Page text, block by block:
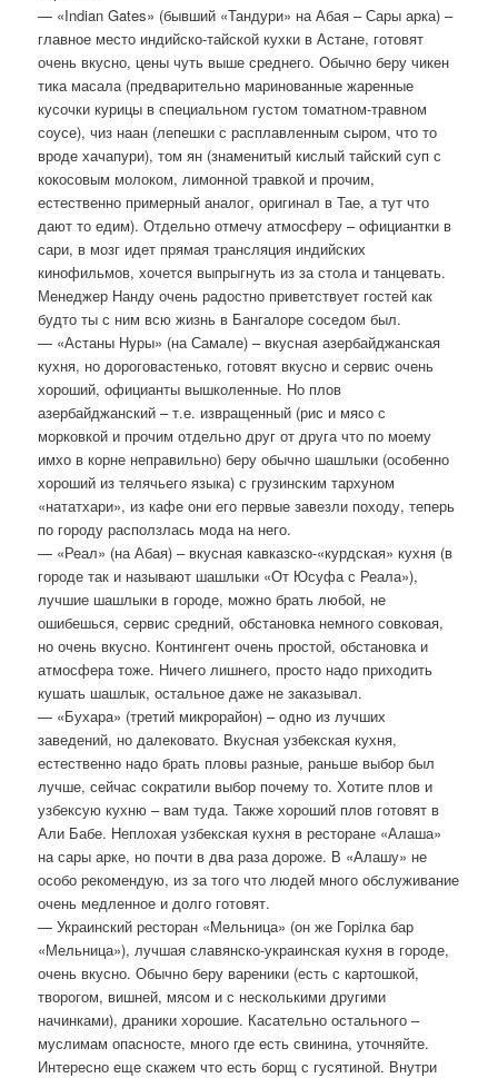
— «Indian Gates» (бывший «Тандури» на Абая – Сары арка) –
главное место индийско-тайской кухки в Астане, готовят
очень вкусно, цены чуть выше среднего. Обычно беру чикен
тика масала (предварительно маринованные жаренные
кусочки курицы в специальном густом томатном-травном
соусе), чиз наан (лепешки с расплавленным сыром, что то
вроде хачапури), том ян (знаменитый кислый тайский суп с
кокосовым молоком, лимонной травкой и прочим,
естественно примерный аналог, оригинал в Тае, а тут что
дают то едим). Отдельно отмечу атмосферу – официантки в
сари, в мозг идет прямая трансляция индийских
кинофильмов, хочется выпрыгнуть из за стола и танцевать.
Менеджер Нанду очень радостно приветствует гостей как
будто ты с ним всю жизнь в Бангалоре соседом был.
— «Астаны Нуры» (на Самале) – вкусная азербайджанская
кухня, но дороговастенько, готовят вкусно и сервис очень
хороший, официанты вышколенные. Но плов
азербайджанский – т.е. извращенный (рис и мясо с
морковкой и прочим отдельно друг от друга что по моему
имхо в корне неправильно) беру обычно шашлыки (особенно
хороший из телячьего языка) с грузинским тархуном
«нататхари», из кафе они его первые завезли походу, теперь
по городу расползлась мода на него.
— «Реал» (на Абая) – вкусная кавказско-«курдская» кухня (в
городе так и называют шашлыки «От Юсуфа с Реала»),
лучшие шашлыки в городе, можно брать любой, не
ошибешься, сервис средний, обстановка немного совковая,
но очень вкусно. Контингент очень простой, обстановка и
атмосфера тоже. Ничего лишнего, просто надо приходить
кушать шашлык, остальное даже не заказывал.
— «Бухара» (третий микрорайон) – одно из лучших
заведений, но далековато. Вкусная узбекская кухня,
естественно надо брать пловы разные, раньше выбор был
лучше, сейчас сократили выбор почему то. Хотите плов и
узбексую кухню – вам туда. Также хороший плов готовят в
Али Бабе. Неплохая узбекская кухня в ресторане «Алаша»
на сары арке, но почти в два раза дороже. В «Алашу» не
особо рекомендую, из за того что людей много обслуживание
очень медленное и долго готовят.
— Украинский ресторан «Мельница» (он же Горiлка бар
«Мельница»), лучшая славянско-украинская кухня в городе,
очень вкусно. Обычно беру вареники (есть с картошкой,
творогом, вишней, мясом и с несколькими другими
начинками), драники хорошие. Касательно остального –
муслимам опасносте, много где есть свинина, уточняйте.
Интересно еще скажем что есть борщ с гусятиной. Внутри